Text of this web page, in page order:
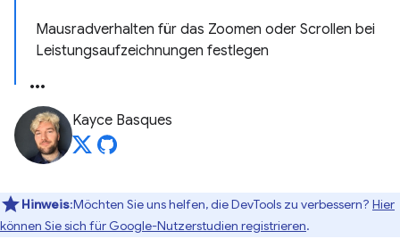
Mausradverhalten für das Zoomen oder Scrollen bei
Leistungsaufzeichnungen festlegen
Kayce Basques
Hinweis:Möchten Sie uns helfen, die DevTools zu verbessern? Hier
können Sie sich für Google-Nutzerstudien registrieren.